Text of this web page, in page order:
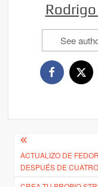
See
Navegación
de
entradas
ACTUALIZO DE
DESPUÉS DE